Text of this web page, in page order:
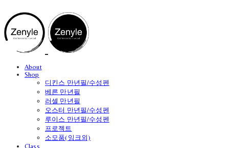
About
Shop
디킨스 만년필/수성펜
베른 만년필
러셀 만년필
오스터 만년필/수성펜
루이스 만년필/수성펜
프로젝트
소모품(잉크외)
Class